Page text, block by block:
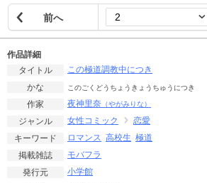
前へ
作品詳細
タイトル
この極道調教中につき
かな
このごくどうちょうきょうちゅうにつき
作家 夜神里奈 （やがみりな）
ジャンル 女性コミック
恋愛
キーワード
ロマンス 高校生 極道
掲載雑誌
モバフラ
発行元
小学館